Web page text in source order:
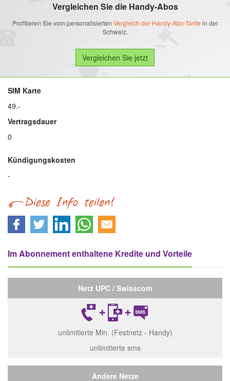
Vergleichen Sie die Handy-Abos
Profitieren Sie vom personalisierten Vergleich der Handy-Abo-Tarife in der
Schweiz.
SIM Karte
49.-
Vertragsdauer
0
Kündigungskosten
-
Im Abonnement enthaltene Kredite und Vorteile
Netz UPC / Swisscom
unlimitierte Min. (Festnetz - Handy)
unlimitierte sms
Andere Netze